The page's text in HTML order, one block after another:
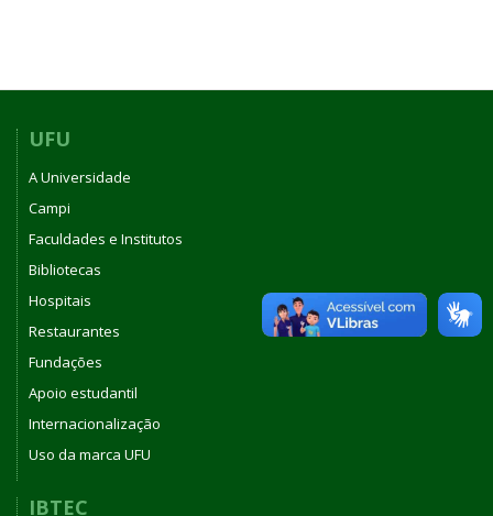
UFU
A Universidade
Campi
Faculdades e Institutos
Bibliotecas
Hospitais
Restaurantes
Fundações
Apoio estudantil
Internacionalização
Uso da marca UFU
IBTEC